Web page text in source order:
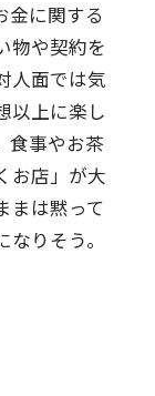
金に関する
物や契約を
人面では気
以上に楽し
食事やお茶
お店」が大
まは黙って
りそう。